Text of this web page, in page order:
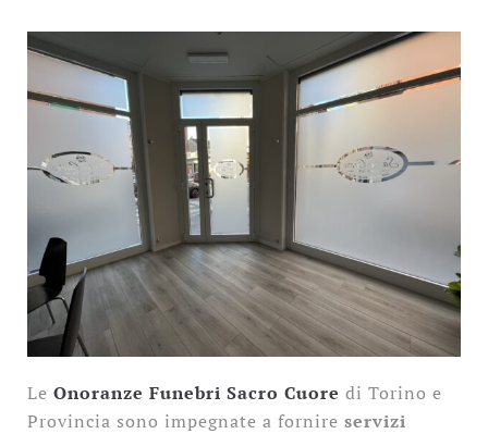
Le Onoranze Funebri Sacro Cuore di Torino e
Provincia sono impegnate a fornire servizi